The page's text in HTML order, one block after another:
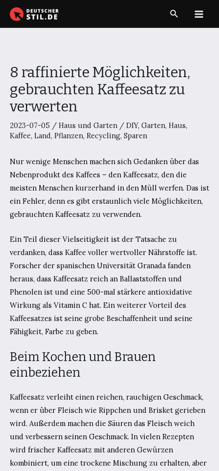
Zum
Inhalt
Suche
8 raffinierte Möglichkeiten,
gebrauchten Kaffeesatz zu
verwerten
2023-07-05 / Haus und Garten / DIY, Garten, Haus,
Kaffee, Land, Pflanzen, Recycling, Sparen
Nur wenige Menschen machen sich Gedanken über das
Nebenprodukt des Kaffees – den Kaffeesatz, den die
meisten Menschen kurzerhand in den Müll werfen. Das ist
ein Fehler, denn es gibt erstaunlich viele Möglichkeiten,
gebrauchten Kaffeesatz zu verwenden.
Ein Teil dieser Vielseitigkeit ist der Tatsache zu
verdanken, dass Kaffee voller wertvoller Nährstoffe ist.
Forscher der spanischen Universität Granada fanden
heraus, dass Kaffeesatz reich an Ballaststoffen und
Phenolen ist und eine 500-mal stärkere antioxidative
Wirkung als Vitamin C hat. Ein weiterer Vorteil des
Kaffeesatzes ist seine grobe Beschaffenheit und seine
Fähigkeit, Farbe zu geben.
Beim Kochen und Brauen
einbeziehen
Kaffeesatz verleiht einen reichen, rauchigen Geschmack,
wenn er über Fleisch wie Rippchen und Brisket gerieben
wird. Außerdem machen die Säuren das Fleisch weich
und verbessern seinen Geschmack. In vielen Rezepten
wird frischer Kaffeesatz mit anderen Gewürzen
kombiniert, um eine trockene Mischung zu erhalten, aber